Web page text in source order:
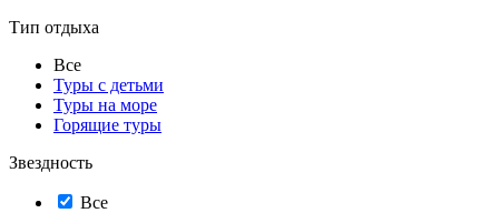
Тип отдыха
Все
Туры с детьми
Туры на море
Горящие туры
Звездность
Все